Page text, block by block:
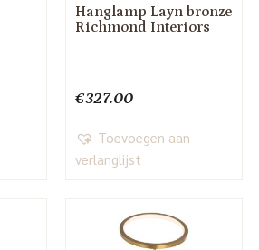
Hanglamp Layn bronze
Richmond Interiors
€327.00
Toevoegen aan
verlanglijst